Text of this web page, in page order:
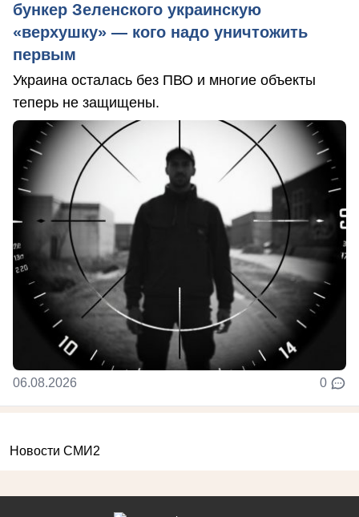
бункер Зеленского украинскую
«верхушку» — кого надо уничтожить
первым
Украина осталась без ПВО и многие объекты
теперь не защищены.
06.08.2026 0
Новости СМИ2